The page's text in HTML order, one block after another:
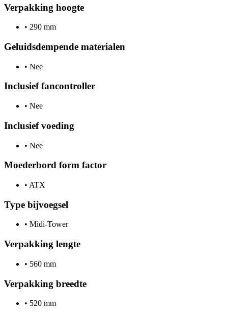
Verpakking hoogte
• 290 mm
Geluidsdempende materialen
• Nee
Inclusief fancontroller
• Nee
Inclusief voeding
• Nee
Moederbord form factor
• ATX
Type bijvoegsel
• Midi-Tower
Verpakking lengte
• 560 mm
Verpakking breedte
• 520 mm